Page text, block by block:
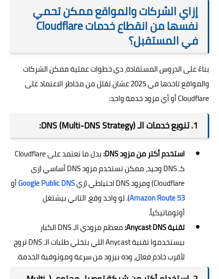
إزاي الشركات والمواقع ممكن تحمي
نفسها من انقطاع خدمات Cloudflare
في المستقبل؟
بناءً على الدروس المستفادة، دي خطوات عملية ممكن الشركات
والمواقع تاخدها في 2025 عشان تقلل من مخاطر الاعتماد على
Cloudflare أو أي مزود خدمة واحد:
1. تنويع خدمات الـ DNS (Multi-DNS Strategy):
استخدم أكتر من مزود DNS:
بدل ما تعتمد على Cloudflare
كـ DNS وحيد، ممكن تستخدم مزود DNS أساسي (زي
Cloudflare) ومزود DNS احتياطي (زي
Google Public DNSأو
Amazon Route 53). لو واحد وقع، التاني بيشتغل
أوتوماتيكياً.
تقنية Anycast DNS:
معظم مزودي الـ DNS الكبار
بيستخدموا تقنية Anycast اللي بتخلي طلبات الـ DNS تروح
لأقرب خادم فعال، وده بيزود من سرعة وموثوقية الخدمة.